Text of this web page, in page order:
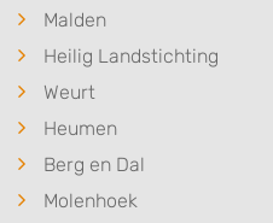
Malden
Heilig Landstichting
Weurt
Heumen
Berg en Dal
Molenhoek